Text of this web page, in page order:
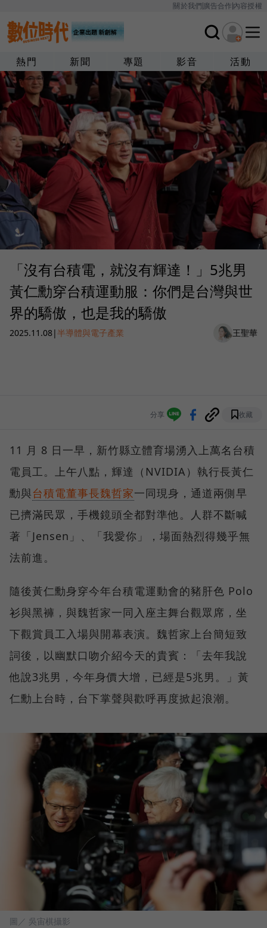
關於我們廣告合作內容授權
熱門 新聞 專題 影音 活動
「沒有台積電，就沒有輝達！」5兆男
黃仁勳穿台積運動服：你們是台灣與世
界的驕傲，也是我的驕傲
2025.11.08|半導體與電子產業 王聖華
分享 收藏
11 月 8 日一早，新竹縣立體育場湧入上萬名台積
電員工。上午八點，輝達（NVIDIA）執行長黃仁
勳與台積電董事長魏哲家一同現身，通道兩側早
已擠滿民眾，手機鏡頭全都對準他。人群不斷喊
著「Jensen」、「我愛你」，場面熱烈得幾乎無
法前進。
隨後黃仁勳身穿今年台積電運動會的豬肝色 Polo
衫與黑褲，與魏哲家一同入座主舞台觀眾席，坐
下觀賞員工入場與開幕表演。魏哲家上台簡短致
詞後，以幽默口吻介紹今天的貴賓：「去年我說
他說3兆男，今年身價大增，已經是5兆男。」黃
仁勳上台時，台下掌聲與歡呼再度掀起浪潮。
圖／ 吳宙棋攝影